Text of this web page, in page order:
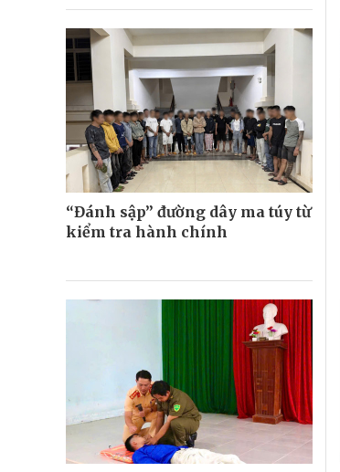
“Đánh sập” đường dây ma túy từ
kiểm tra hành chính